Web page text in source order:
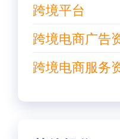
跨境平台
跨境电商广告
跨境电商服务